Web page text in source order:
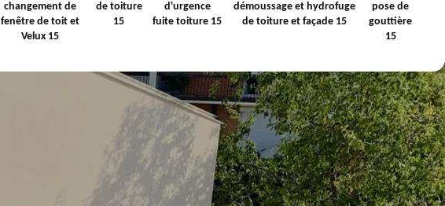
changement de
fenêtre de toit et
Velux 15
de toiture
15
d'urgence
fuite toiture 15
démoussage et hydrofuge
de toiture et façade 15
pose de
gouttière
15